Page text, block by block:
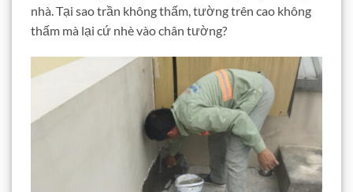
nhà. Tại sao trần không thấm, tường trên cao không
thấm mà lại cứ nhè vào chân tường?